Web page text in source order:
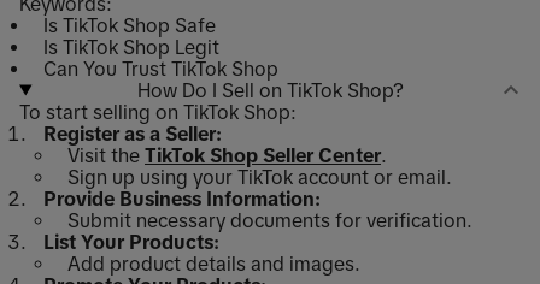
Is TikTok Shop Safe
Is TikTok Shop Legit
Can You Trust TikTok Shop
How Do I Sell on TikTok Shop?
To start selling on TikTok Shop:
Register as a Seller:
Visit the TikTok Shop Seller Center.
Sign up using your TikTok account or email.
Provide Business Information:
Submit necessary documents for verification.
List Your Products:
Add product details and images.